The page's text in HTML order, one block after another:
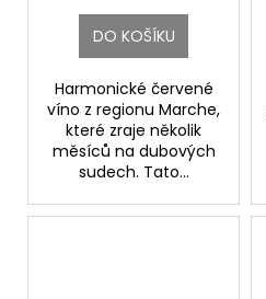
DO KOŠÍKU
Harmonické červené
víno z regionu Marche,
které zraje několik
měsíců na dubových
sudech. Tato...